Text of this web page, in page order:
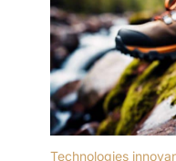
Technologies